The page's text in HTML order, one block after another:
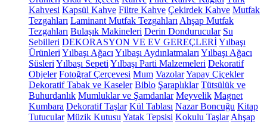
Kahvesi Kapsül Kahve Filtre Kahve Çekirdek Kahve Mutfak
Tezgahları Laminant Mutfak Tezgahları Ahşap Mutfak
Tezgahları Bulaşık Makineleri Derin Dondurucular Su
Sebilleri DEKORASYON VE EV GEREÇLERİYılbaşı
Ürünleri Yılbaşı Ağacı Yılbaşı Aydınlatmaları Yılbaşı Ağacı
Süsleri Yılbaşı Sepeti Yılbaşı Parti Malzemeleri Dekoratif
Objeler Fotoğraf Çerçevesi Mum VazolarYapay Çiçekler
Dekoratif Tabak ve Kaseler Biblo Şaraplıklar Tütsülük ve
Buhurdanlık Mumluklar ve Şamdanlar Meyvelik Magnet
Kumbara Dekoratif Taşlar Kül Tablası Nazar Boncuğu Kitap
Tutucular Müzik Kutusu Yatak Tepsisi Kokulu Taşlar Ahşap